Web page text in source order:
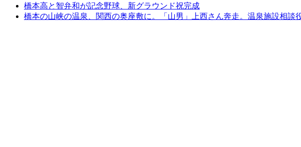
橋本高と智弁和が記念野球、新グラウンド祝完成
橋本の山峡の温泉、関西の奥座敷に。「山男」上西さん奔走。温泉施設相談